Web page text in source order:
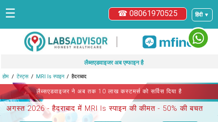
हिंदी ▼
☎ 08061970525
☰
|
लैब्सएडवाइजर अब एम्फाइन है
होम टेस्ट्स MRI ls स्पाइन हैदराबाद
लैब्सएडवाइजर ने अब तक 10 लाख कस्टमर्स को सर्विस दिया है
अगस्त 2026 -हैदराबाद में MRI ls स्पाइन की कीमत - 50% की बचत